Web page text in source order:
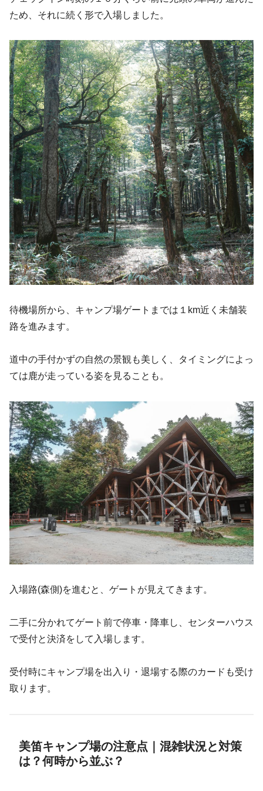
ため、それに続く形で入場しました。
待機場所から、キャンプ場ゲートまでは１km近く未舗装
路を進みます。
道中の手付かずの自然の景観も美しく、タイミングによっ
ては鹿が走っている姿を見ることも。
入場路(森側)を進むと、ゲートが見えてきます。
二手に分かれてゲート前で停車・降車し、センターハウス
で受付と決済をして入場します。
受付時にキャンプ場を出入り・退場する際のカードも受け
取ります。
美笛キャンプ場の注意点｜混雑状況と対策
は？何時から並ぶ？